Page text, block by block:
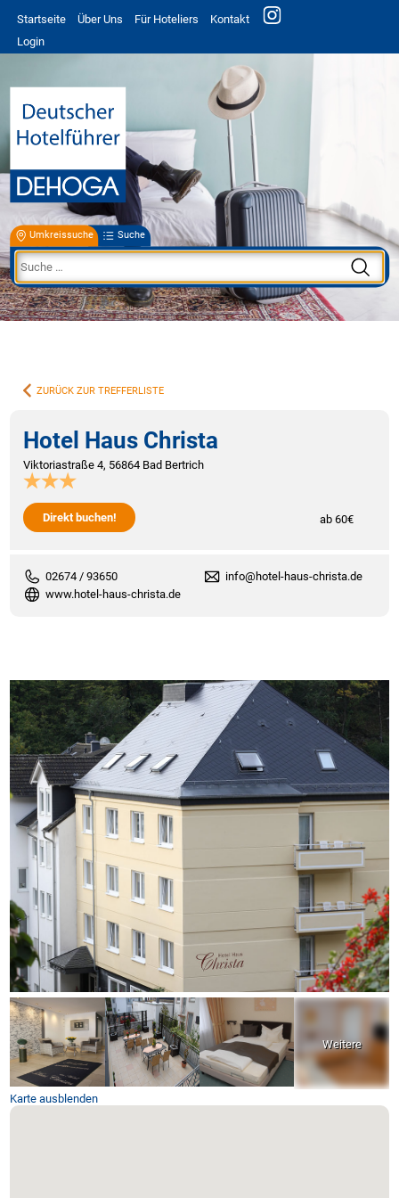
Startseite Über Uns Für Hoteliers
Kontakt
Login
Umkreissuche Suche
ZURÜCK ZUR TREFFERLISTE
Hotel Haus Christa
Viktoriastraße 4, 56864 Bad Bertrich
Direkt buchen! ab 60€
02674 / 93650
info@hotel-haus-christa.de
www.hotel-haus-christa.de
Karte ausblenden